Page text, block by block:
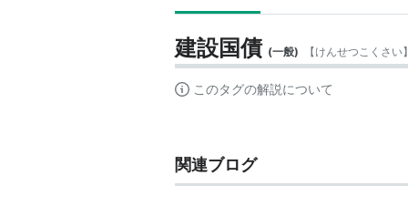
建設国債 (一般) 【けんせつこくさい
このタグの解説について
関連ブログ